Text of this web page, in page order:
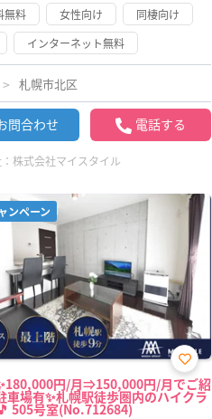
無料 女性向け
同棲向け
インターネット無料
札幌市北区
問合わせ 電話する
株式会社マイスタイル
ンペーン
円/月⇒150,000円/月でご紹
車場有✨札幌駅徒歩圏内のハイクラ
505号室(No.712684)
お気
に入
り登